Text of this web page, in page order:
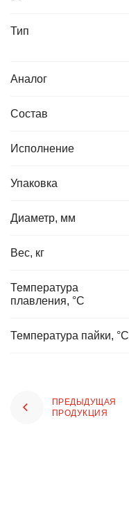
Тип
Аналог
Состав
Исполнение
Упаковка
Диаметр, мм
Вес, кг
Температура
плавления, °C
Температура пайки, °C
ПРЕДЫДУЩАЯ
ПРОДУКЦИЯ